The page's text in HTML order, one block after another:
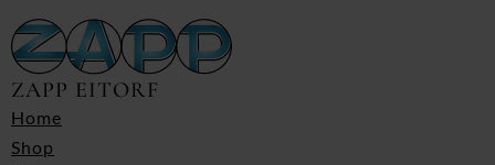
ZAPP EITORF
Home
Shop